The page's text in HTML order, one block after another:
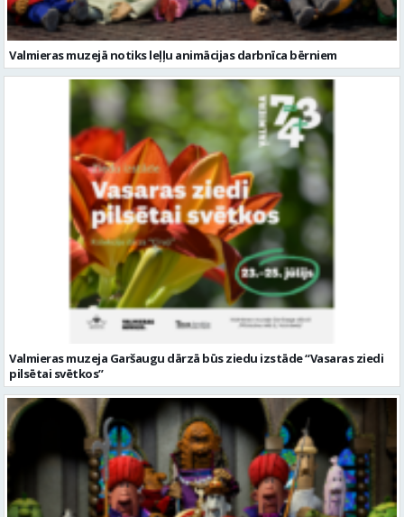
Valmieras muzejā notiks leļļu animācijas darbnīca bērniem
Valmieras muzeja Garšaugu dārzā būs ziedu izstāde “Vasaras ziedi
pilsētai svētkos”